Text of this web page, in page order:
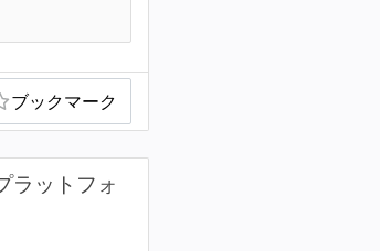
ブックマーク
ラットフォ